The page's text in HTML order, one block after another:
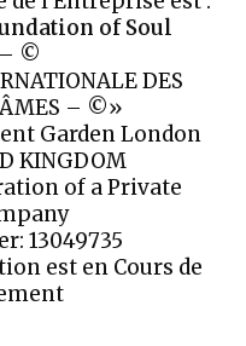
of Soul
– ©
DES
– ©»
Garden London
KINGDOM
of a Private
13049735
est en Cours de